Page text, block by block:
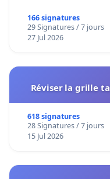
166 signatures
29 Signatures / 7 jours
27 Jul 2026
Réviser la grille
618 signatures
28 Signatures / 7 jours
15 Jul 2026